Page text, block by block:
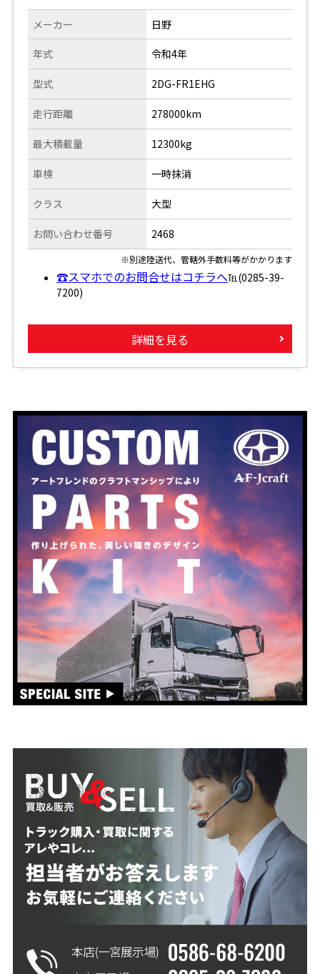
メーカー
年式
型式
走行距離
日野
令和4年
2DG-FR1EHG
278000km
最大積載量
車検
クラス
お問い合わせ番号
12300kg
一時抹消
大型
2468
※別途陸送代、管轄外手数料等がかかります
☎スマホでのお問合せはコチラへ℡(0285-39-
7200)
詳細を見る